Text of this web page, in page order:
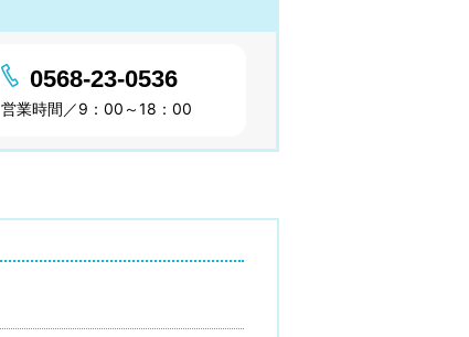
0568-23-0536
営業時間／9：00～18：00